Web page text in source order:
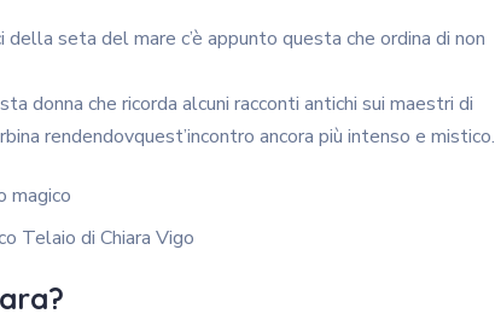
seta del mare c’è appunto questa che ordina di non
donna che ricorda alcuni racconti antichi sui maestri di
rendendovquest’incontro ancora più intenso e mistico.
Telaio di Chiara Vigo